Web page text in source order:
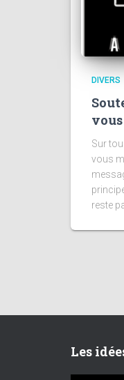
DIVERS
vous
Sur
vous
reste
Les